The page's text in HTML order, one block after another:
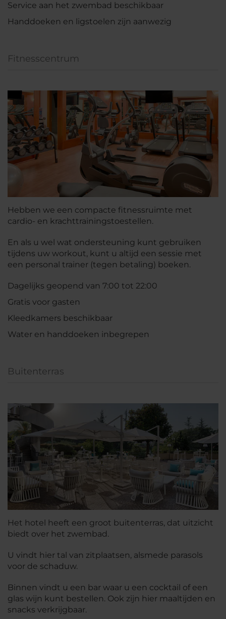
Service aan het zwembad beschikbaar
Handdoeken en ligstoelen zijn aanwezig
Fitnesscentrum
Hebben we een compacte fitnessruimte met
cardio- en krachttrainingstoestellen.
En als u wel wat ondersteuning kunt gebruiken
tijdens uw workout, kunt u altijd een sessie met
een personal trainer (tegen betaling) boeken.
Dagelijks geopend van 7:00 tot 22:00
Gratis voor gasten
Kleedkamers beschikbaar
Water en handdoeken inbegrepen
Buitenterras
Het hotel heeft een groot buitenterras, dat uitzicht
biedt over het zwembad.
U vindt hier tal van zitplaatsen, alsmede parasols
voor de schaduw.
Binnen vindt u een bar waar u een cocktail of een
glas wijn kunt bestellen. Ook zijn hier maaltijden en
snacks verkrijgbaar.